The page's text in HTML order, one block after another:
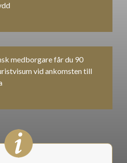
medborgare får du 90
vid ankomsten till